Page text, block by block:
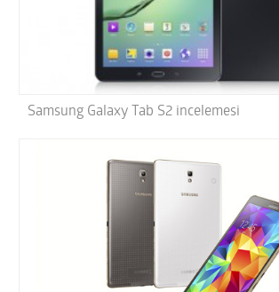
Samsung Galaxy Tab S2 incelemesi